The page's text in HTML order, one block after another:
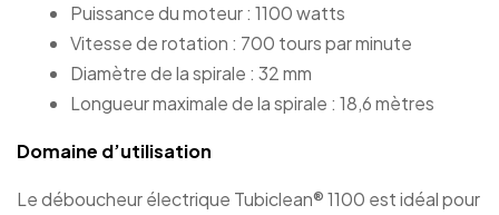
Puissance du moteur : 1100 watts
Vitesse de rotation : 700 tours par minute
Diamètre de la spirale : 32 mm
Longueur maximale de la spirale : 18,6 mètres
Domaine d’utilisation
Le déboucheur électrique Tubiclean® 1100 est idéal pour